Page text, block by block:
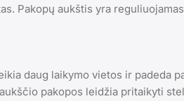
Pakopų aukštis yra
daug laikymo vietos ir padeda
pakopos leidžia pritaikyti